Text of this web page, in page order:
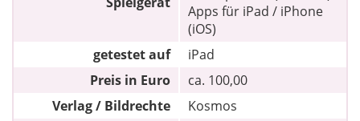
Apps für iPad / iPhone
(iOS)
getestet auf
iPad
Preis in Euro
ca. 100,00
Verlag / Bildrechte
Kosmos